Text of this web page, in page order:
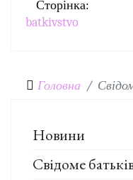
batkivstvo
Головна
Новини
Свідоме